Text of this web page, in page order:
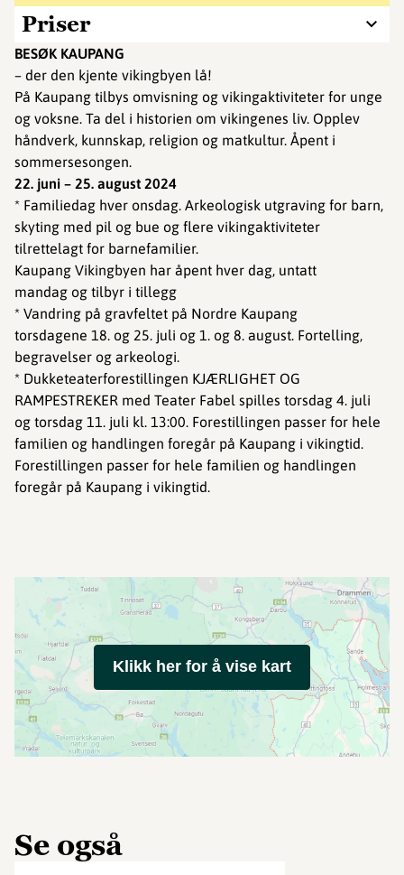
Priser
BESØK KAUPANG
– der den kjente vikingbyen lå!
På Kaupang tilbys omvisning og vikingaktiviteter for unge
og voksne. Ta del i historien om vikingenes liv. Opplev
håndverk, kunnskap, religion og matkultur. Åpent i
sommersesongen.
22. juni – 25. august 2024
* Familiedag hver onsdag. Arkeologisk utgraving for barn,
skyting med pil og bue og flere vikingaktiviteter
tilrettelagt for barnefamilier.
Kaupang Vikingbyen har åpent hver dag, untatt
mandag og tilbyr i tillegg
* Vandring på gravfeltet på Nordre Kaupang
torsdagene 18. og 25. juli og 1. og 8. august. Fortelling,
begravelser og arkeologi.
* Dukketeaterforestillingen KJÆRLIGHET OG
RAMPESTREKER med Teater Fabel spilles torsdag 4. juli
og torsdag 11. juli kl. 13:00. Forestillingen passer for hele
familien og handlingen foregår på Kaupang i vikingtid.
Forestillingen passer for hele familien og handlingen
foregår på Kaupang i vikingtid.
Klikk her for å vise kart
Se også